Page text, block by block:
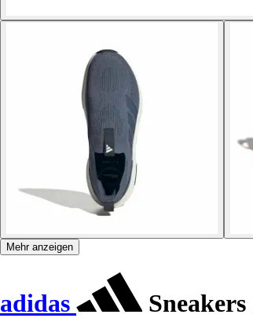
Mehr anzeigen
adidas